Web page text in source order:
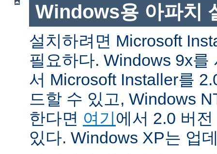
Windows용 아파치
설치하려면 Microsoft
필요하다. Windows 9x
서 Microsoft Installer를
드할 수 있고, Windows
한다면 여기 에서 2.0 버
있다. Windows XP는 업